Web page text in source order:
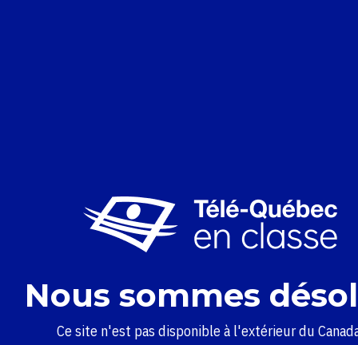
Nous sommes
Ce site n'est pas disponible à l'extérieur du